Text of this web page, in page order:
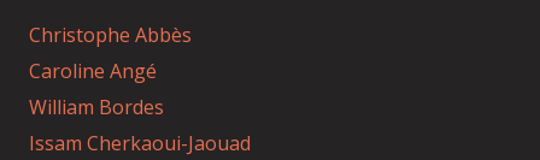
Christophe Abbès
Caroline Angé
William Bordes
Issam Cherkaoui-Jaouad